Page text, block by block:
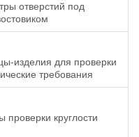
отверстий под
изделия для проверки
требования
круглости